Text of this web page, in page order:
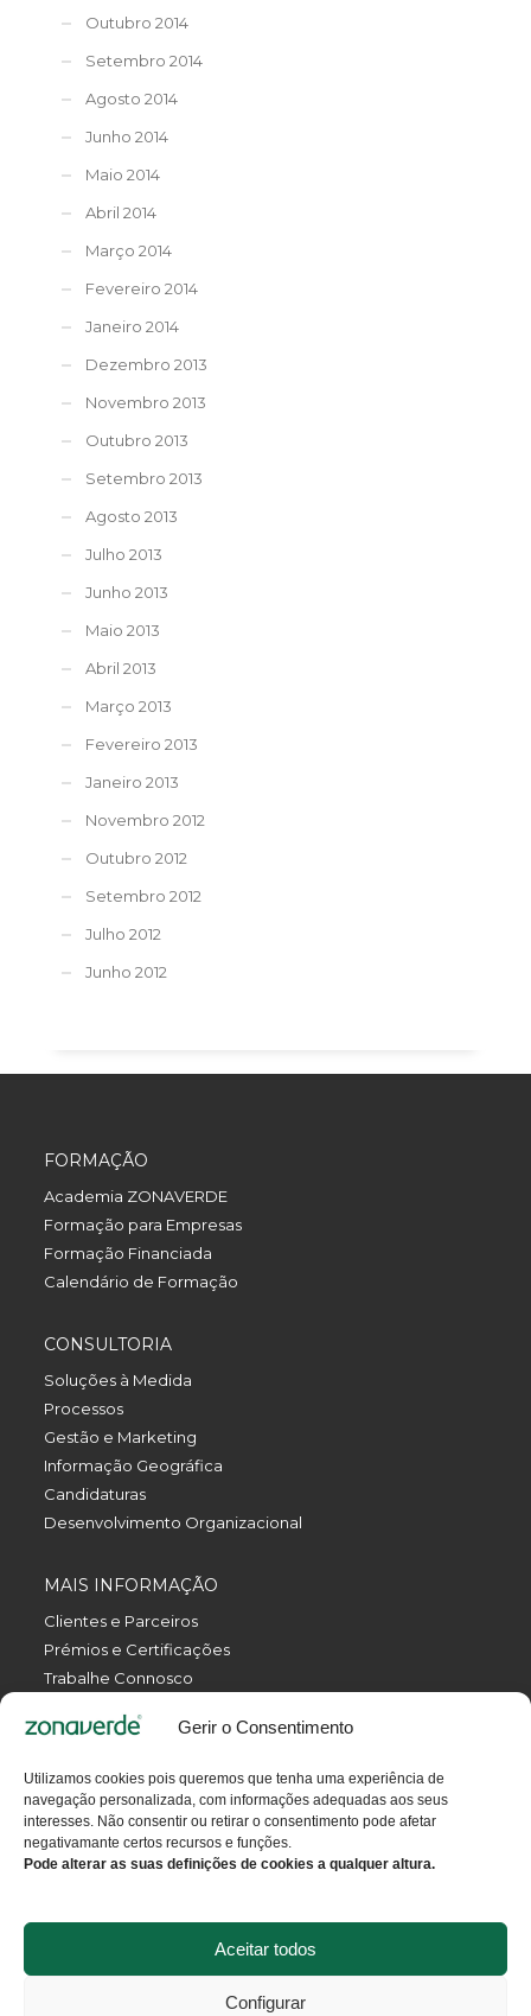
Gerir o Consentimento
Utilizamos cookies pois queremos que tenha uma experiência de
navegação personalizada, com informações adequadas aos seus
interesses. Não consentir ou retirar o consentimento pode afetar
negativamante certos recursos e funções.
Pode alterar as suas definições de cookies a qualquer altura.
Aceitar todos
Configurar
Outubro 2014
Setembro 2014
Agosto 2014
Junho 2014
Maio 2014
Abril 2014
Março 2014
Fevereiro 2014
Janeiro 2014
Dezembro 2013
Novembro 2013
Outubro 2013
Setembro 2013
Agosto 2013
Julho 2013
Junho 2013
Maio 2013
Abril 2013
Março 2013
Fevereiro 2013
Janeiro 2013
Novembro 2012
Outubro 2012
Setembro 2012
Julho 2012
Junho 2012
FORMAÇÃO
Academia ZONAVERDE
Formação para Empresas
Formação Financiada
Calendário de Formação
CONSULTORIA
Soluções à Medida
Processos
Gestão e Marketing
Informação Geográfica
Candidaturas
Desenvolvimento Organizacional
MAIS INFORMAÇÃO
Clientes e Parceiros
Prémios e Certificações
Trabalhe Connosco
Política da Qualidade
Termos e Condições
Contactos
© 2025 Todos os direitos reservados.